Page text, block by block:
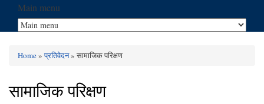
Main menu
You are here
Home»प्रतिवेदन» सामाजिक परिक्षण
सामाजिक परिक्षण